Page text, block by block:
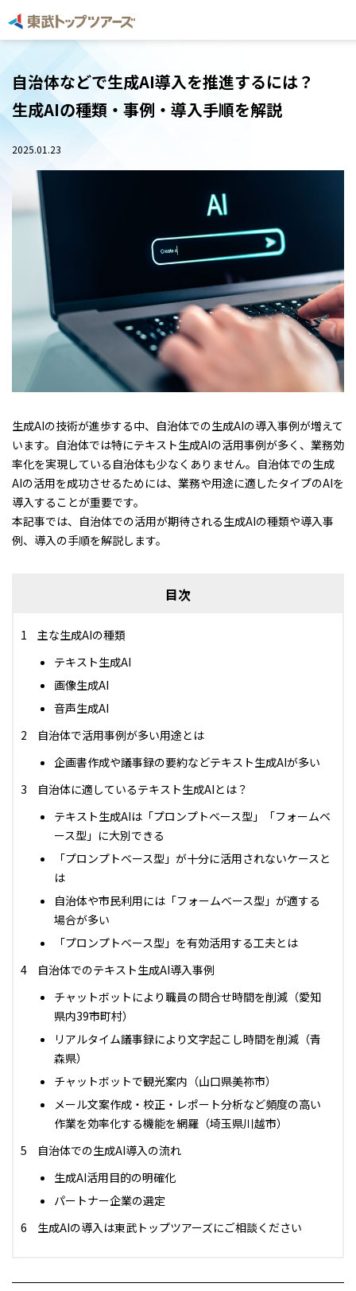
自治体などで生成AI導入を推進するには？
生成AIの種類・事例・導入手順を解説
2025.01.23
生成AIの技術が進歩する中、自治体での生成AIの導入事例が増えて
います。自治体では特にテキスト生成AIの活用事例が多く、業務効
率化を実現している自治体も少なくありません。自治体での生成
AIの活用を成功させるためには、業務や用途に適したタイプのAIを
導入することが重要です。
本記事では、自治体での活用が期待される生成AIの種類や導入事
例、導入の手順を解説します。
目次
主な生成AIの種類
テキスト生成AI
画像生成AI
音声生成AI
自治体で活用事例が多い用途とは
企画書作成や議事録の要約などテキスト生成AIが多い
自治体に適しているテキスト生成AIとは？
テキスト生成AIは「プロンプトベース型」「フォームベ
ース型」に大別できる
「プロンプトベース型」が十分に活用されないケースと
は
自治体や市民利用には「フォームベース型」が適する
場合が多い
「プロンプトベース型」を有効活用する工夫とは
自治体でのテキスト生成AI導入事例
チャットボットにより職員の問合せ時間を削減（愛知
県内39市町村）
リアルタイム議事録により文字起こし時間を削減（青
森県）
チャットボットで観光案内（山口県美祢市）
メール文案作成・校正・レポート分析など頻度の高い
作業を効率化する機能を網羅（埼玉県川越市）
自治体での生成AI導入の流れ
生成AI活用目的の明確化
パートナー企業の選定
生成AIの導入は東武トップツアーズにご相談ください